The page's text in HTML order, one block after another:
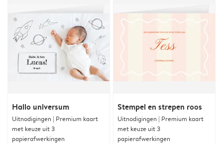
Hallo universum
Uitnodigingen | Premium kaart
met keuze uit 3
papierafwerkingen
Stempel en strepen roos
Uitnodigingen | Premium kaart
met keuze uit 3
papierafwerkingen